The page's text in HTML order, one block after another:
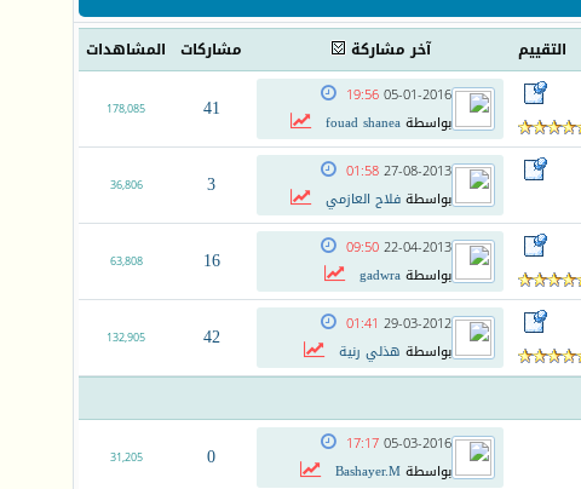
التقييم
آخر مشاركة مشاركات المشاهدات
05-01-2016
19:56
بواسطةfouad shanea
41
178,085
27-08-2013
01:58
بواسطةفلاح العازمي 3
36,806
22-04-2013
09:50
بواسطةgadwra
16
63,808
29-03-2012
01:41
بواسطة هذلي رنية 42
132,905
05-03-2016
17:17
بواسطةBashayer.M
0
31,205